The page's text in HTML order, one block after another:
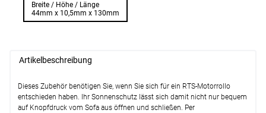
Breite / Höhe / Länge
44mm x 10,5mm x 130mm
Artikelbeschreibung
Dieses Zubehör benötigen Sie, wenn Sie sich für ein RTS-Motorrollo
entschieden haben. Ihr Sonnenschutz lässt sich damit nicht nur bequem
auf Knopfdruck vom Sofa aus öffnen und schließen. Per